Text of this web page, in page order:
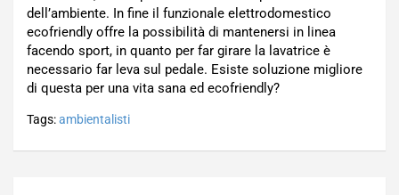
dell’ambiente. In fine il funzionale elettrodomestico
ecofriendly offre la possibilità di mantenersi in linea
facendo sport, in quanto per far girare la lavatrice è
necessario far leva sul pedale. Esiste soluzione migliore
di questa per una vita sana ed ecofriendly?
Tags:ambientalisti